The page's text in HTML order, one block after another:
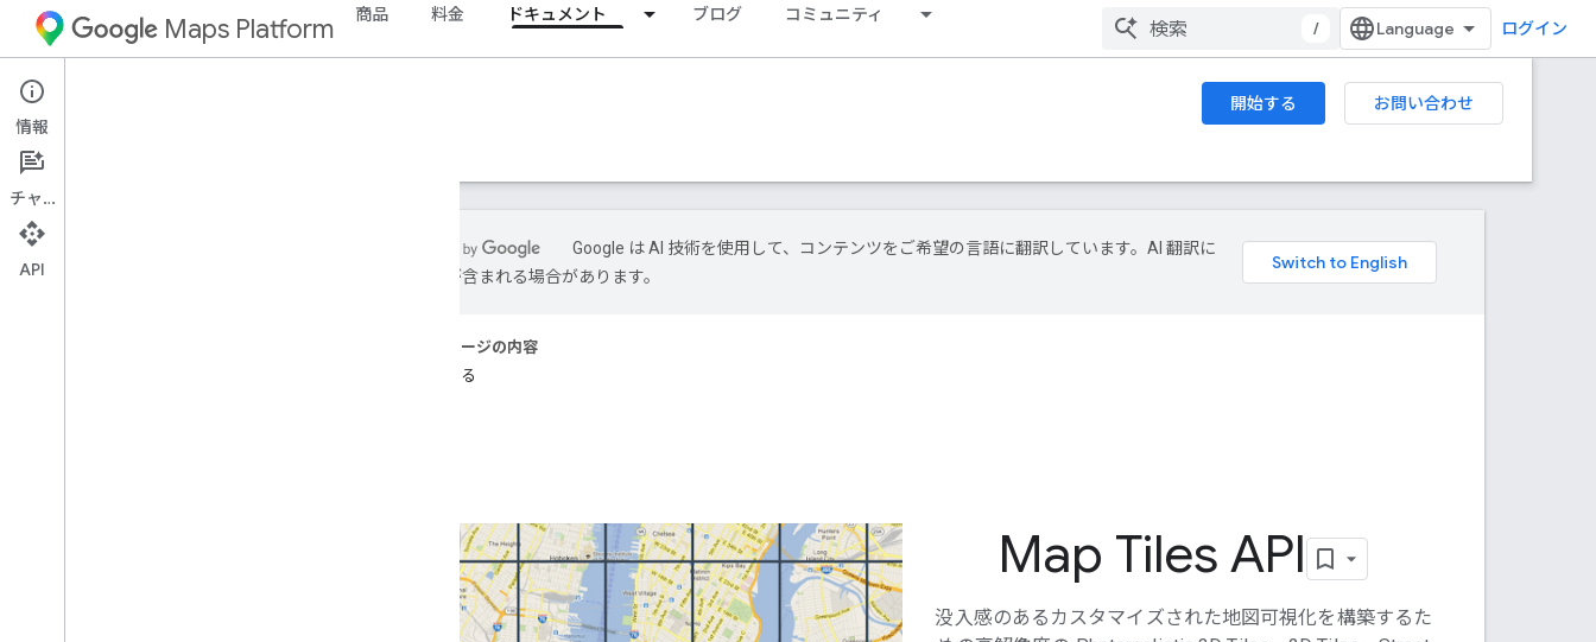
Maps Platform 商品 料金 ドキュメント ブログ コミュニティ
/ ログイン
Map Tiles API 開始する
お問い合わせ
ガイド
Google は AI 技術を使用して、コンテンツをご希望の言語に翻訳しています。AI 翻訳に
は誤りが含まれる場合があります。
このページの内容
開始する
Map Tiles API
没入感のあるカスタマイズされた地図可視化を構築するた
情報
チャット
API